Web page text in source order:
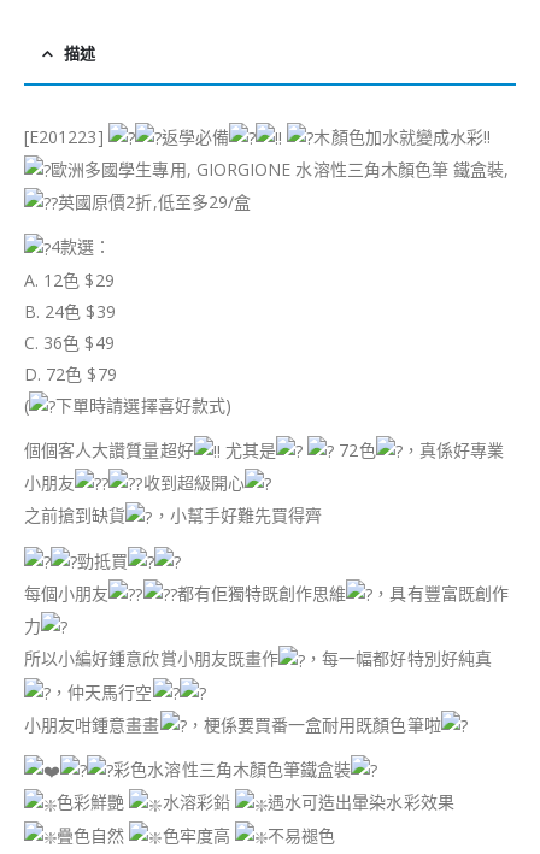
描述
[E201223] 返學必備
木顏色加水就變成水彩!!
歐洲多國學生專用, GIORGIONE 水溶性三角木顏色筆 鐵盒裝,
英國原價2折,低至多29/盒
4款選：
A. 12色 $29
B. 24色 $39
C. 36色 $49
D. 72色 $79
(
下單時請選擇喜好款式)
個個客人大讚質量超好
尤其是 72色
，真係好專業
小朋友
收到超級開心
之前搶到缺貨
，小幫手好難先買得齊
勁抵買
每個小朋友
都有佢獨特既創作思維
，具有豐富既創作
力
所以小編好鍾意欣賞小朋友既畫作
，每一幅都好特別好純真
，仲天馬行空
小朋友咁鍾意畫畫
，梗係要買番一盒耐用既顏色筆啦
彩色水溶性三角木顏色筆鐵盒裝
色彩鮮艷
水溶彩鉛
遇水可造出暈染水彩效果
疊色自然
色牢度高
不易褪色